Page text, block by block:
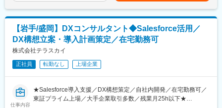
ビスでは解決できていない現状に気づき、その解決のために自社
サービスの構築・展開・運営を行っています。（現在3サービス運
営しており、全てにユーザがついています。）
ます。（但し弊社は専任ではなく、（1）の事業と兼任して担当い
ただく形としています）
・地元企業とは顧問やCTOといった経営層のパートナーとして
契約し、地元企業の経営に対しダイレクトにITの面から支援して
【岩手/盛岡】DXコンサルタント◆Salesforce活用／
DX構想立案・導入計画策定／在宅勤務可
株式会社テラスカイ
正社員 転勤なし 上場企業
仕事内容
★Salesforce導入支援／DX構想策定／自社内開発／在宅勤務可／
東証プライム上場／大手企業取引多数／残業月25h以下★